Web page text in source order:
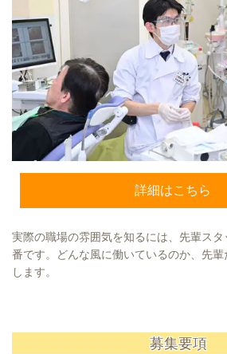
詳細はこちら
実際の職場の雰囲気を知るには、先輩ス
番です。どんな風に働いているのか、先
します。
募集要項